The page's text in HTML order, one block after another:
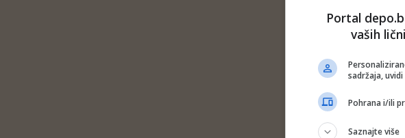
Portal
vaših
sadržaja,
Pohrana i/ili
Saznajte više